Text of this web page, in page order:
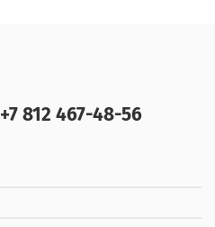
+7 812 467-48-56